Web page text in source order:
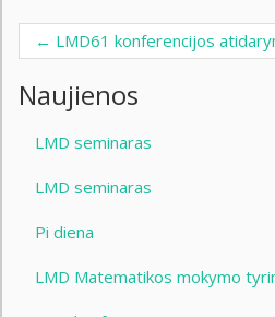
Post
← LMD61 konferencijos
Naujienos
LMD seminaras
LMD seminaras
Pi diena
LMD Matematikos mokymo